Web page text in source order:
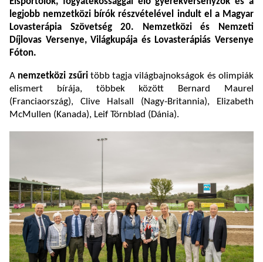
legjobb nemzetközi bírók részvételével indult el a Magyar
Lovasterápia Szövetség 20. Nemzetközi és Nemzeti
Díjlovas Versenye, Világkupája és Lovasterápiás Versenye
Fóton.
A nemzetközi zsűritöbb tagja világbajnokságok és olimpiák
elismert bírája, többek között Bernard Maurel
(Franciaország), Clive Halsall (Nagy-Britannia), Elizabeth
McMullen (Kanada), Leif Törnblad (Dánia).